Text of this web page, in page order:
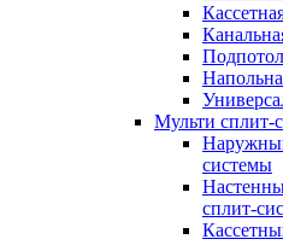
Мульти сплит-
системы
сплит-